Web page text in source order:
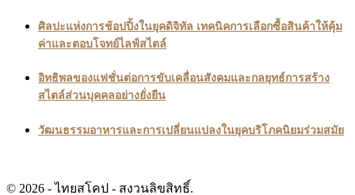
ศิลปะแห่งการช้อปปิ้งในยุคดิจิทัล เทคนิคการเลือกซื้อสินค้าให้คุ้ม
ค่าและตอบโจทย์ไลฟ์สไตล์
อิทธิพลของแฟชั่นต่อการขับเคลื่อนสังคมและกลยุทธ์การสร้าง
สไตล์ส่วนบุคคลอย่างยั่งยืน
วัฒนธรรมอาหารและการเปลี่ยนแปลงในยุคบริโภคนิยมร่วมสมัย
© 2026 - ไทยสโคป - สงวนลิขสิทธิ์.